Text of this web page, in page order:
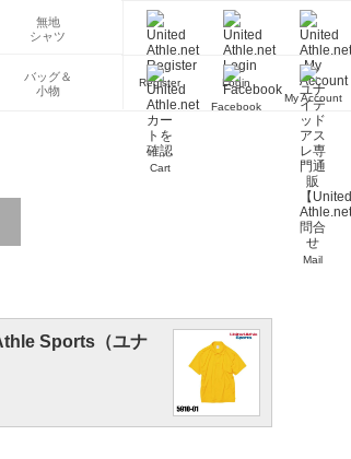
無地
シャツ
バッグ＆
小物
Register
Login
My Account
Cart
Facebook
Mail
Sports（ユナ